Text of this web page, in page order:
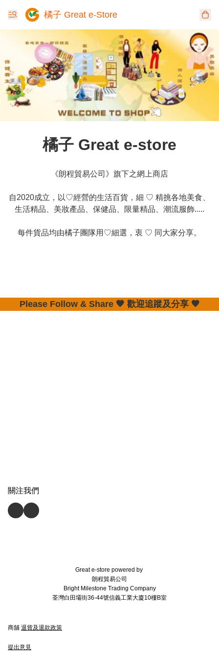
橘子 Great e-Store
橘子 Great e-store
《朗程貿易公司》旗下之網上商店
自2020成立，以♡經營的生活百貨，細 ♡ 精挑各地美食、
生活精品、美妝產品、保健品、限量精品、潮流服飾.....
每件貨品均由橘子團隊用♡細選，衷 ♡ 同大家分享。
Please Follow & Share 🧡 歡迎追蹤及分享 🧡
關注我們
Great e-store powered by
朗程貿易公司
Bright Milestone Trading Company
荃灣白田壩街36-44號信義工業大廈10樓B室
商舖 退貨及退款政策
提出意見